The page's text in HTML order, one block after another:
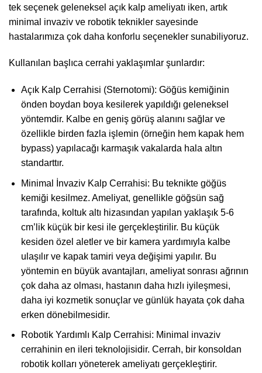
tek seçenek geleneksel açık kalp ameliyatı iken, artık
minimal invaziv ve robotik teknikler sayesinde
hastalarımıza çok daha konforlu seçenekler sunabiliyoruz.
Kullanılan başlıca cerrahi yaklaşımlar şunlardır:
Açık Kalp Cerrahisi (Sternotomi): Göğüs kemiğinin
önden boydan boya kesilerek yapıldığı geleneksel
yöntemdir. Kalbe en geniş görüş alanını sağlar ve
özellikle birden fazla işlemin (örneğin hem kapak hem
bypass) yapılacağı karmaşık vakalarda hala altın
standarttır.
Minimal İnvaziv Kalp Cerrahisi: Bu teknikte göğüs
kemiği kesilmez. Ameliyat, genellikle göğsün sağ
tarafında, koltuk altı hizasından yapılan yaklaşık 5-6
cm’lik küçük bir kesi ile gerçekleştirilir. Bu küçük
kesiden özel aletler ve bir kamera yardımıyla kalbe
ulaşılır ve kapak tamiri veya değişimi yapılır. Bu
yöntemin en büyük avantajları, ameliyat sonrası ağrının
çok daha az olması, hastanın daha hızlı iyileşmesi,
daha iyi kozmetik sonuçlar ve günlük hayata çok daha
erken dönebilmesidir.
Robotik Yardımlı Kalp Cerrahisi: Minimal invaziv
cerrahinin en ileri teknolojisidir. Cerrah, bir konsoldan
robotik kolları yöneterek ameliyatı gerçekleştirir.